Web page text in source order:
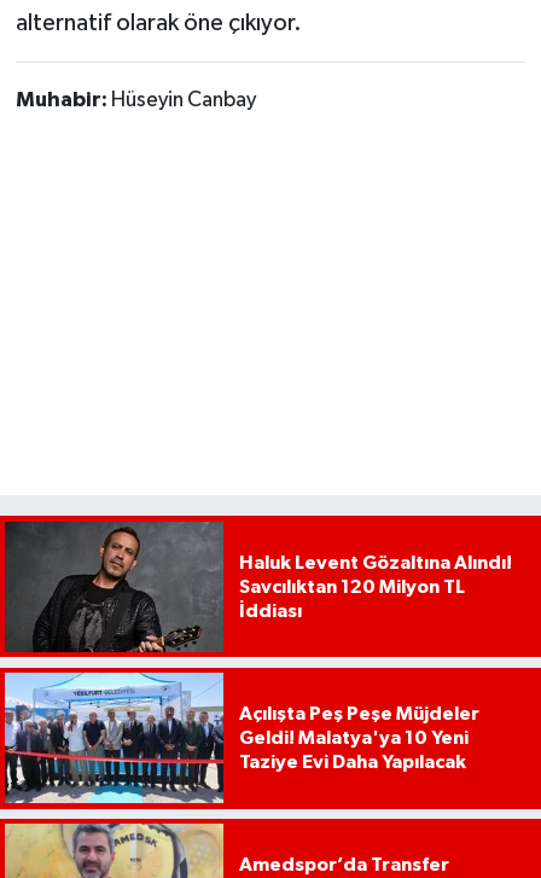
alternatif olarak öne çıkıyor.
Muhabir: Hüseyin Canbay
Haluk Levent Gözaltına Alındı!
Savcılıktan 120 Milyon TL
İddiası
Açılışta Peş Peşe Müjdeler
Geldi! Malatya'ya 10 Yeni
Taziye Evi Daha Yapılacak
Amedspor’da Transfer